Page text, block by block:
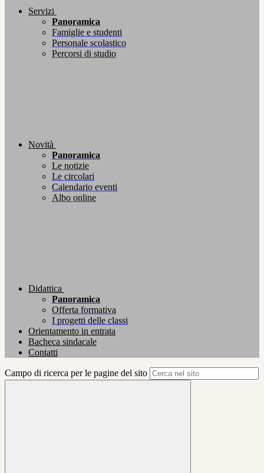
Servizi
Panoramica
Famiglie e studenti
Personale scolastico
Percorsi di studio
Novità
Panoramica
Le notizie
Le circolari
Calendario eventi
Albo online
Didattica
Panoramica
Offerta formativa
I progetti delle classi
Orientamento in entrata
Bacheca sindacale
Contatti
Campo di ricerca per le pagine del sito